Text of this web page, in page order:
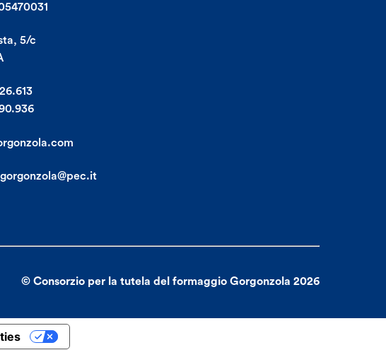
5/c
© Consorzio per la tutela del formaggio Gorgonzola 2026